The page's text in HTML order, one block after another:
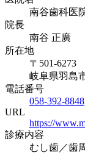
南谷歯科医
院長
南谷 正廣
所在地
〒501-6273
岐阜県羽島
電話番号
058-392-8848
URL
https://
診療内容
むし歯／歯